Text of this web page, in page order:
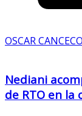
OSCAR CANCECO
Nediani
de RTO en la